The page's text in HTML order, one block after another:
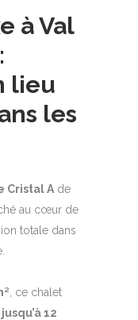
à Val
lieu
les
Cristal A de
au cœur de
totale dans
, ce chalet
jusqu’à 12